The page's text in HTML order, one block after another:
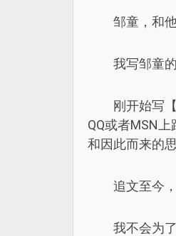
邹童，和
我写邹童
刚开始写
QQ或者MSN
和因此而来的
追文至今
我不会为